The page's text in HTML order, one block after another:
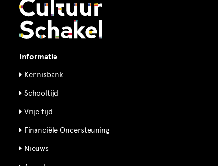
Informatie
Kennisbank
Schooltijd
Vrije tijd
Financiële Ondersteuning
Nieuws